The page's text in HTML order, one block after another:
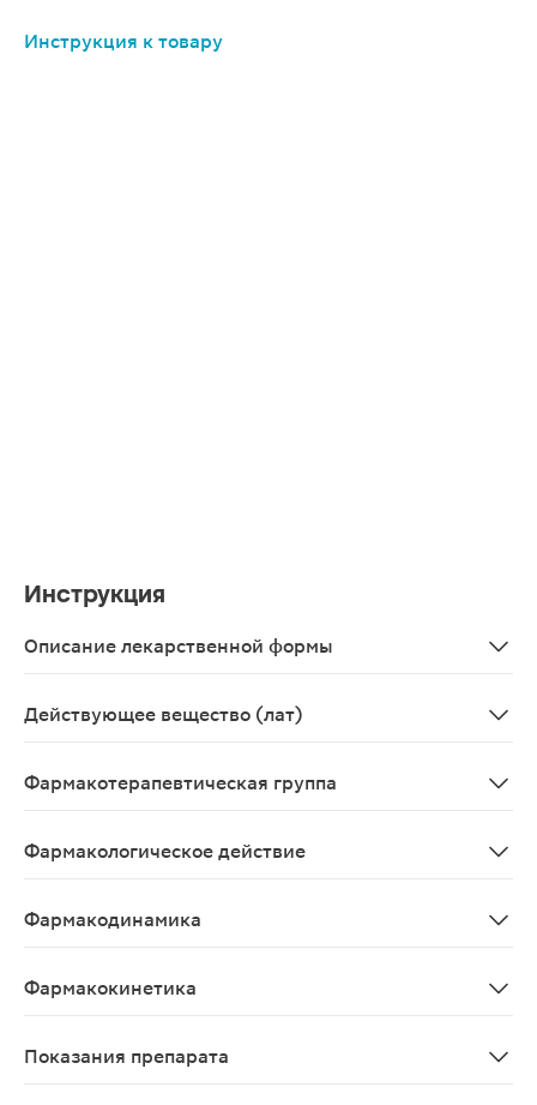
Инструкция к товару
Инструкция
Описание лекарственной формы
Действующее вещество (лат)
Фармакотерапевтическая группа
Фармакологическое действие
Фармакодинамика
Фармакокинетика
Показания препарата